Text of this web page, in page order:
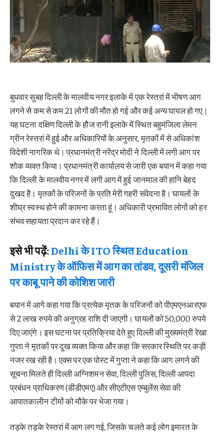
बुधवार सुबह दिल्ली के मालवीय नगर इलाके में एक रेस्तरां में भीषण आग
लगने से कम से कम 21 लोगों की मौत हो गई और कई अन्य घायल हो गए।
यह घटना दक्षिण दिल्ली के हौज रानी इलाके में स्थित बहुमंजिला लेमन
ग्रीन रेस्तरां में हुई और अधिकारियों के अनुसार, मृतकों में से अधिकांश
विदेशी नागरिक थे। प्रधानमंत्री नरेंद्र मोदी ने दिल्ली में लगी आग पर
शोक व्यक्त किया। प्रधानमंत्री कार्यालय से जारी एक बयान में कहा गया
कि दिल्ली के मालवीय नगर में लगी आग में हुई जानमाल की हानि बेहद
दुखद है। मृतकों के परिजनों के प्रति मेरी गहरी संवेदना है। घायलों के
शीघ्र स्वस्थ होने की कामना करता हूं। अधिकारी प्रभावित लोगों को हर
संभव सहायता प्रदान कर रहे हैं।
इसे भी पढ़ें:Delhi के ITO स्थित Education
Ministry के ऑफिस में आग का तांडव, दूसरी मंजिल
पर काबू पाने की कोशिश जारी
बयान में आगे कहा गया कि प्रत्येक मृतक के परिजनों को पीएमएनआरएफ
से 2 लाख रुपये की अनुग्रह राशि दी जाएगी। घायलों को 50,000 रुपये
दिए जाएंगे। इस घटना पर प्रतिक्रिया देते हुए दिल्ली की मुख्यमंत्री रेखा
गुप्ता ने मृतकों पर दुख व्यक्त किया और कहा कि सरकार स्थिति पर कड़ी
नजर रख रही है। एक्स पर एक पोस्ट में गुप्ता ने कहा कि आग लगने की
सूचना मिलते ही दिल्ली अग्निशमन सेवा, दिल्ली पुलिस, दिल्ली आपदा
प्रबंधन प्राधिकरण (डीडीएमए) और सीएटीएस एम्बुलेंस सेवा की
आपातकालीन टीमों को मौके पर भेजा गया।
तड़के तड़के रेस्तरां में आग लग गई, जिसके चलते कई लोग इमारत के